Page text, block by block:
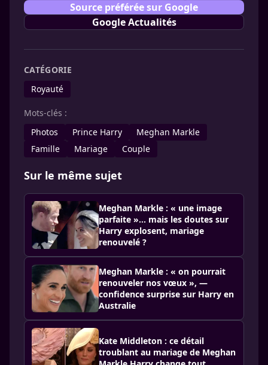
Source préférée sur Google
Google Actualités
CATÉGORIE
Royauté
Mots-clés :
Photos
Prince Harry
Meghan Markle
Famille
Mariage Couple
Sur le même sujet
Meghan Markle : « une image
parfaite »… mais les doutes sur
Harry explosent, mariage
renouvelé ?
Meghan Markle : « on pourrait
renouveler nos vœux », —
confidence surprise sur Harry en
Australie
Kate Middleton : ce détail
troublant au mariage de Meghan